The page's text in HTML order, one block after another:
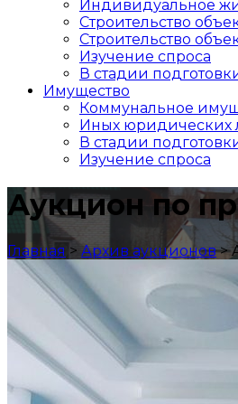
Индивидуальное
Строительство
Cтроительство
Изучение спроса
В стадии
Имущество
Коммунальное
Иных юридических
В стадии
Изучение спроса
Аукцион по
Главная > Архив аукционов>